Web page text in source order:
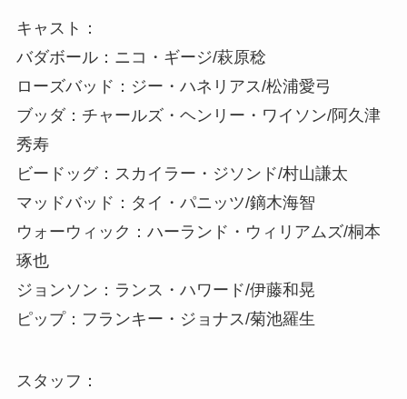
キャスト：
バダボール：ニコ・ギージ/萩原稔
ローズバッド：ジー・ハネリアス/松浦愛弓
ブッダ：チャールズ・ヘンリー・ワイソン/阿久津
秀寿
ビードッグ：スカイラー・ジソンド/村山謙太
マッドバッド：タイ・パニッツ/鏑木海智
ウォーウィック：ハーランド・ウィリアムズ/桐本
琢也
ジョンソン：ランス・ハワード/伊藤和晃
ピップ：フランキー・ジョナス/菊池羅生
スタッフ：